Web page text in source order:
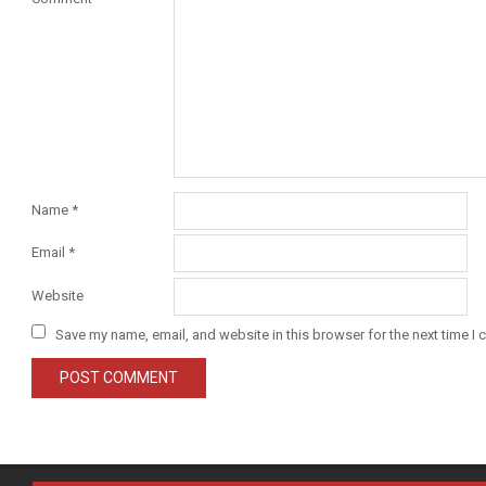
Name *
Email *
Website
Save my name, email, and website in this browser for the next time I